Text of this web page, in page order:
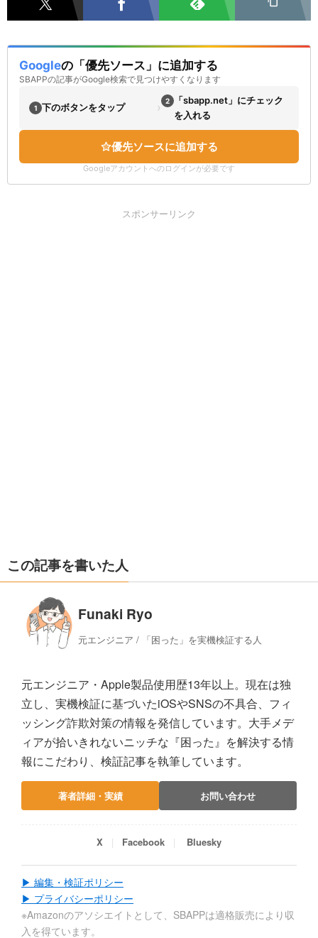
Googleの「優先ソース」に追加する
SBAPPの記事がGoogle検索で見つけやすくなります
1 下のボタンをタップ › 2
「sbapp.net」にチェック
を入れる
優先ソースに追加する
Googleアカウントへのログインが必要です
スポンサーリンク
この記事を書いた人
Funaki Ryo
元エンジニア / 「困った」を実機検証する人
元エンジニア・Apple製品使用歴13年以上。現在は独
立し、実機検証に基づいたiOSやSNSの不具合、フィ
ッシング詐欺対策の情報を発信しています。大手メデ
ィアが拾いきれないニッチな『困った』を解決する情
報にこだわり、検証記事を執筆しています。
著者詳細・実績 お問い合わせ
X Facebook Bluesky
▶ 編集・検証ポリシー
▶ プライバシーポリシー
※Amazonのアソシエイトとして、SBAPPは適格販売により収
入を得ています。